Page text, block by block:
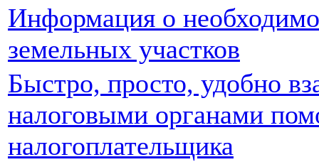
Информация о
земельных участков
Быстро, просто, удобно
налоговыми органами
налогоплательщика